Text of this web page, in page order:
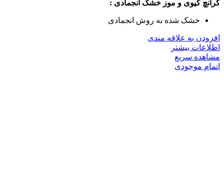
کرانچ کیوی و موز خشک انجمادی :
خشک شده به روش انجمادی
افزودن به علاقه مندی
اطلاعات بیشتر
مشاهده سریع
اتمام موجودی